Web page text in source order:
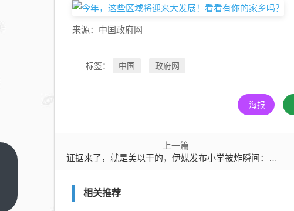
来源：中国政府网
标签： 中国 政府网
海报
上一篇
证据来了，就是美以干的，伊媒发布小学被炸瞬间：战斧导弹从天而降致165人死亡；特朗普曾称是伊朗所为
相关推荐